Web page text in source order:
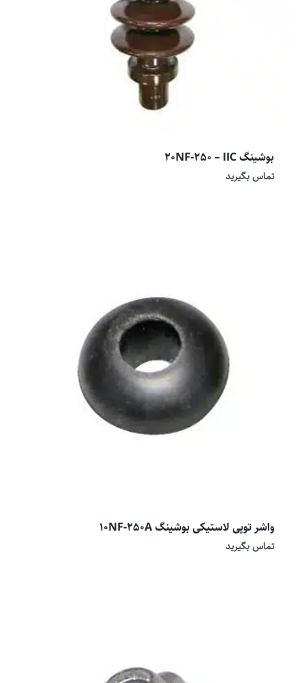
بوشینگ 20NF-250 – IIC
تماس بگیرید
واشر توپی لاستیکی بوشینگ 10NF-250A
تماس بگیرید